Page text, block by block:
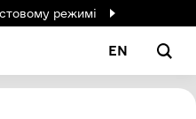
режимі
EN